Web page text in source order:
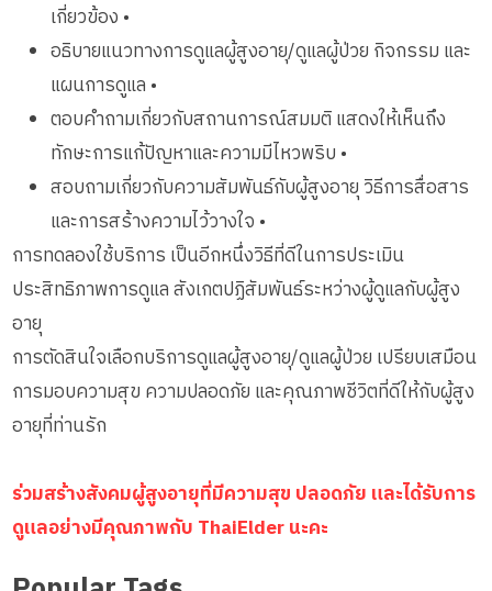
เกี่ยวข้อง •
อธิบายแนวทางการดูแลผู้สูงอายุ/ดูแลผู้ป่วย กิจกรรม และ
แผนการดูแล •
ตอบคำถามเกี่ยวกับสถานการณ์สมมติ แสดงให้เห็นถึง
ทักษะการแก้ปัญหาและความมีไหวพริบ •
สอบถามเกี่ยวกับความสัมพันธ์กับผู้สูงอายุ วิธีการสื่อสาร
และการสร้างความไว้วางใจ •
การทดลองใช้บริการ เป็นอีกหนึ่งวิธีที่ดีในการประเมิน
ประสิทธิภาพการดูแล สังเกตปฏิสัมพันธ์ระหว่างผู้ดูแลกับผู้สูง
อายุ
การตัดสินใจเลือกบริการดูแลผู้สูงอายุ/ดูแลผู้ป่วย เปรียบเสมือน
การมอบความสุข ความปลอดภัย และคุณภาพชีวิตที่ดีให้กับผู้สูง
อายุที่ท่านรัก
ร่วมสร้างสังคมผู้สูงอายุที่มีความสุข ปลอดภัย และได้รับการ
ดูแลอย่างมีคุณภาพกับ ThaiElder นะคะ